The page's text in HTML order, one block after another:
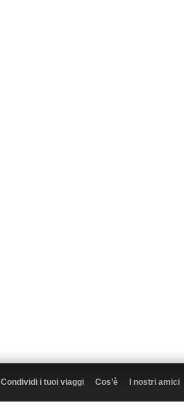
Condividi i tuoi viaggi Cos’è I nostri amici